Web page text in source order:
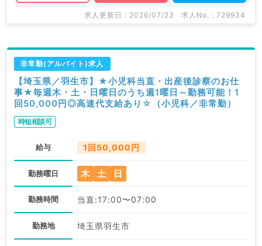
求人更新日 : 2026/07/23 求人No. : 729934
非常勤(アルバイト)求人
【埼玉県／羽生市】★小児科当直・出産後診察のお仕
事★毎週木・土・日曜日のうち週1曜日～勤務可能！1
回50,000円◎高速代支給あり☆（小児科／非常勤）
時短相談可
給与 1回50,000円
勤務曜日 木 土 日
勤務時間 当直:17:00〜07:00
勤務地 埼玉県羽生市